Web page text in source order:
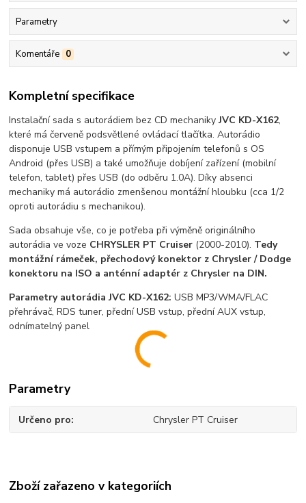
Parametry
Komentáře 0
Kompletní specifikace
Instalační sada s autorádiem bez CD mechanikyJVC KD-X162,
které má červeně podsvětlené ovládací tlačítka. Autorádio
disponuje USB vstupem a přímým připojením telefonů s OS
Android (přes USB) a také umožňuje dobíjení zařízení (mobilní
telefon, tablet) přes USB (do odběru 1.0A). Díky absenci
mechaniky má autorádio zmenšenou montážní hloubku (cca 1/2
oproti autorádiu s mechanikou).
Sada obsahuje vše, co je potřeba při výměně originálního
autorádia ve voze CHRYSLER PT Cruiser (2000-2010). Tedy
montážní rámeček, přechodový konektor z Chrysler / Dodge
konektoru na ISO a anténní adaptér z Chrysler na DIN.
Parametry autorádia JVC KD-X162:USB MP3/WMA/FLAC
přehrávač, RDS tuner, přední USB vstup, přední AUX vstup,
odnímatelný panel
Parametry
Určeno pro Chrysler PT Cruiser
Zboží zařazeno v kategoriích